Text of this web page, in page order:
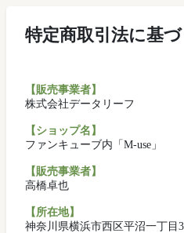
特定商取引法に基
【販売事業者】
株式会社データリーフ
【ショップ名】
ファンキューブ内「M-use」
【販売事業者】
高橋卓也
【所在地】
神奈川県横浜市西区平沼一丁目